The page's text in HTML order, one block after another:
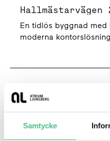
Samtycke
En tidlös byggnad
moderna
Högrevsgatan 1